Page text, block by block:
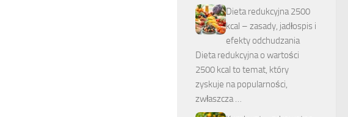
Dieta redukcyjna 2500
kcal – zasady, jadłospis i
efekty odchudzania
Dieta redukcyjna o wartości
2500 kcal to temat, który
zyskuje na popularności,
zwłaszcza …